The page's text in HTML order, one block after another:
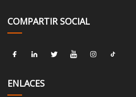
COMPARTIR SOCIAL
ENLACES